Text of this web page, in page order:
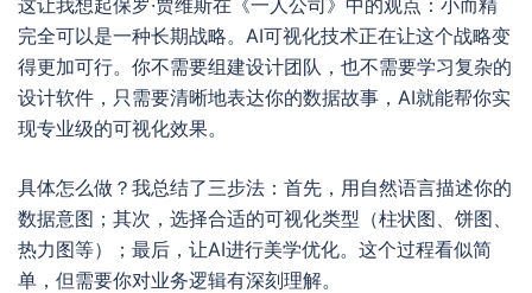
完全可以是一种长期战略。AI可视化技术正在让这个战略变
得更加可行。你不需要组建设计团队，也不需要学习复杂的
设计软件，只需要清晰地表达你的数据故事，AI就能帮你实
现专业级的可视化效果。
具体怎么做？我总结了三步法：首先，用自然语言描述你的
数据意图；其次，选择合适的可视化类型（柱状图、饼图、
热力图等）；最后，让AI进行美学优化。这个过程看似简
单，但需要你对业务逻辑有深刻理解。